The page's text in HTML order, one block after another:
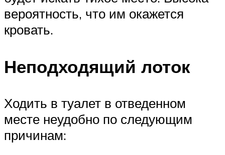
вероятность, что им окажется
кровать.
Неподходящий лоток
Ходить в туалет в отведенном
месте неудобно по следующим
причинам: